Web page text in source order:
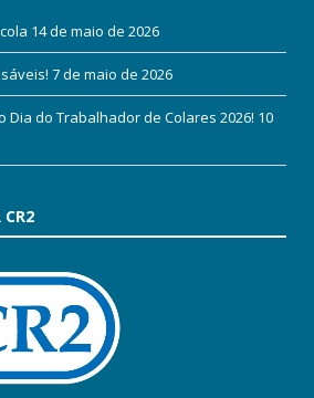
14 de maio de 2026
7 de maio de 2026
Dia do Trabalhador de Colares 2026! 10
CR2